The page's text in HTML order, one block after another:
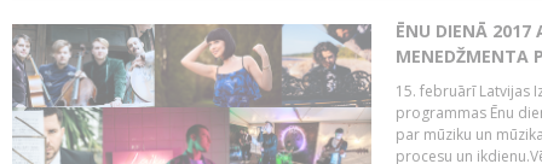
ĒNU DIENĀ 2017
MENEDŽMENTA
15. februārī Latvijas
programmas Ēnu
par mūziku un
procesu un